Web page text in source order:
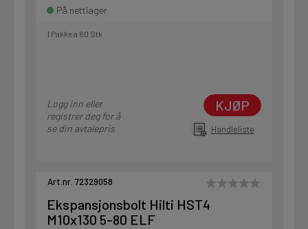
På nettlager
1 Pakke a 60 Stk
Logg inn eller
registrer deg for å
se din avtalepris
KJØP
Handleliste
Art.nr. 72329058
Ekspansjonsbolt Hilti HST4
M10x130 5-80 ELF